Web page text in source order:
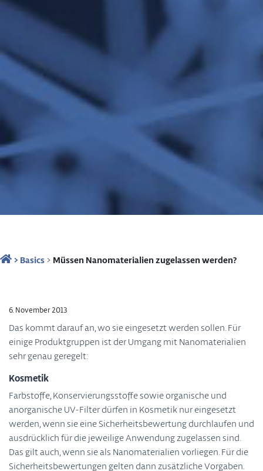
>Basics> Müssen Nanomaterialien zugelassen werden?
6. November 2013
Das kommt darauf an, wo sie eingesetzt werden sollen. Für
einige Produktgruppen ist der Umgang mit Nanomaterialien
sehr genau geregelt:
Kosmetik
Farbstoffe, Konservierungsstoffe sowie organische und
anorganische UV-Filter dürfen in Kosmetik nur eingesetzt
werden, wenn sie eine Sicherheitsbewertung durchlaufen und
ausdrücklich für die jeweilige Anwendung zugelassen sind.
Das gilt auch, wenn sie als Nanomaterialien vorliegen. Für die
Sicherheitsbewertungen gelten dann zusätzliche Vorgaben.